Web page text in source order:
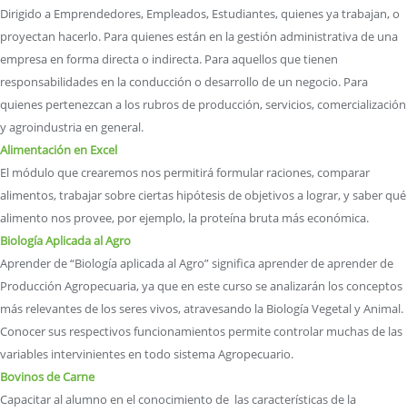
Dirigido a Emprendedores, Empleados, Estudiantes, quienes ya trabajan, o
proyectan hacerlo. Para quienes están en la gestión administrativa de una
empresa en forma directa o indirecta. Para aquellos que tienen
responsabilidades en la conducción o desarrollo de un negocio. Para
quienes pertenezcan a los rubros de producción, servicios, comercialización
y agroindustria en general.
Alimentación en Excel
El módulo que crearemos nos permitirá formular raciones, comparar
alimentos, trabajar sobre ciertas hipótesis de objetivos a lograr, y saber qué
alimento nos provee, por ejemplo, la proteína bruta más económica.
Biología Aplicada al Agro
Aprender de “Biología aplicada al Agro” significa aprender de aprender de
Producción Agropecuaria, ya que en este curso se analizarán los conceptos
más relevantes de los seres vivos, atravesando la Biología Vegetal y Animal.
Conocer sus respectivos funcionamientos permite controlar muchas de las
variables intervinientes en todo sistema Agropecuario.
Bovinos de Carne
Capacitar al alumno en el conocimiento de las características de la